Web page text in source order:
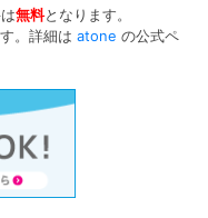
無料となります。
。詳細は atone の公式ペ